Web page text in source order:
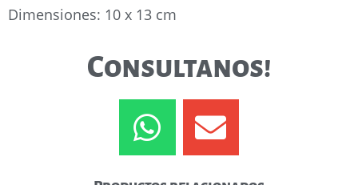
Dimensiones: 10 x 13 cm
Consultanos!